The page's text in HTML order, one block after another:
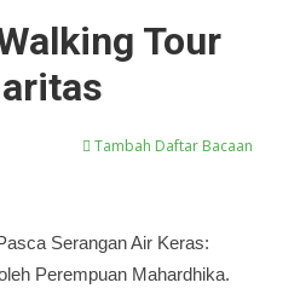
Tour
Tambah Daftar Bacaan
Serangan Air Keras:
Perempuan Mahardhika.